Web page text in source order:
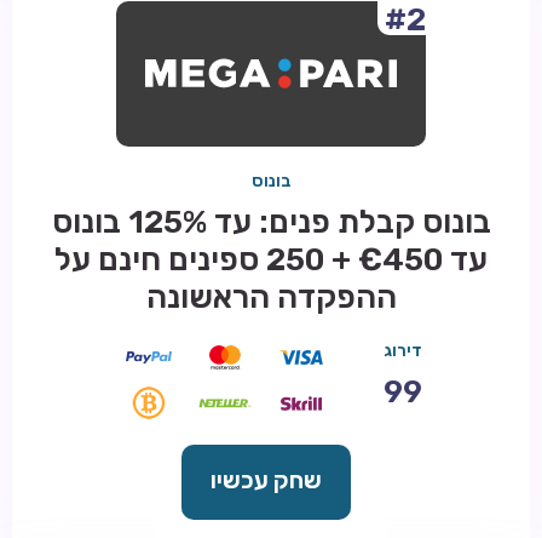
טיפים
#2
בונוס
בונוס קבלת פנים: עד 125% בונוס
עד €450 + 250 ספינים חינם על
ההפקדה הראשונה
דירוג
99
שחק עכשיו